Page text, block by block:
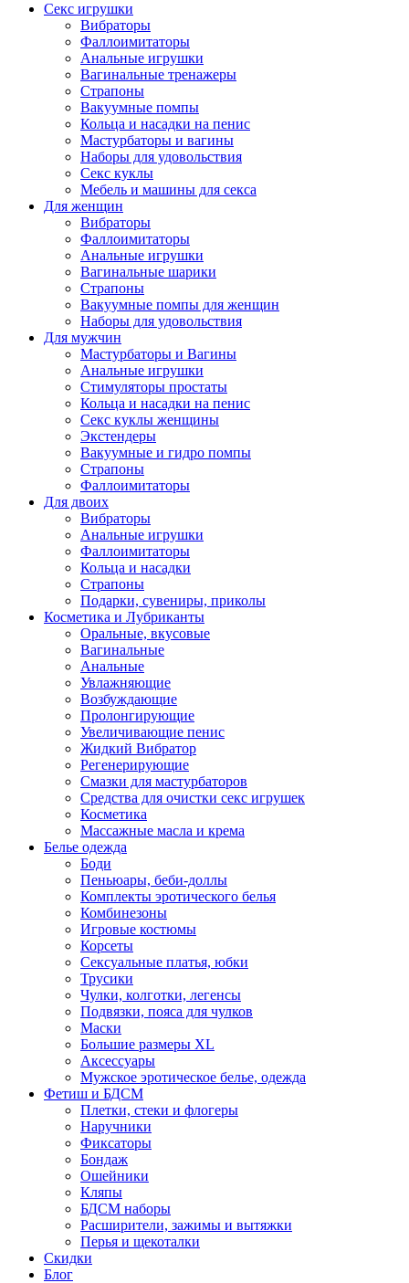
Секс игрушки
Вибраторы
Фаллоимитаторы
Анальные игрушки
Вагинальные тренажеры
Страпоны
Вакуумные помпы
Кольца и насадки на пенис
Мастурбаторы и вагины
Наборы для удовольствия
Секс куклы
Мебель и машины для секса
Для женщин
Вибраторы
Фаллоимитаторы
Анальные игрушки
Вагинальные шарики
Страпоны
Вакуумные помпы для женщин
Наборы для удовольствия
Для мужчин
Мастурбаторы и Вагины
Анальные игрушки
Стимуляторы простаты
Кольца и насадки на пенис
Секс куклы женщины
Экстендеры
Вакуумные и гидро помпы
Страпоны
Фаллоимитаторы
Для двоих
Вибраторы
Анальные игрушки
Фаллоимитаторы
Кольца и насадки
Страпоны
Подарки, сувениры, приколы
Косметика и Лубриканты
Оральные, вкусовые
Вагинальные
Анальные
Увлажняющие
Возбуждающие
Пролонгирующие
Увеличивающие пенис
Жидкий Вибратор
Регенерирующие
Смазки для мастурбаторов
Средства для очистки секс игрушек
Косметика
Массажные масла и крема
Белье одежда
Боди
Пеньюары, беби-доллы
Комплекты эротического белья
Комбинезоны
Игровые костюмы
Корсеты
Сексуальные платья, юбки
Трусики
Чулки, колготки, легенсы
Подвязки, пояса для чулков
Маски
Большие размеры XL
Аксессуары
Мужское эротическое белье, одежда
Фетиш и БДСМ
Плетки, стеки и флогеры
Наручники
Фиксаторы
Бондаж
Ошейники
Кляпы
БДСМ наборы
Расширители, зажимы и вытяжки
Перья и щекоталки
Скидки
Блог